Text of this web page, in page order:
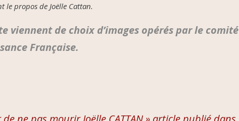
le propos de Joëlle Cattan.
viennent de choix d’images opérés par le comité
Française.